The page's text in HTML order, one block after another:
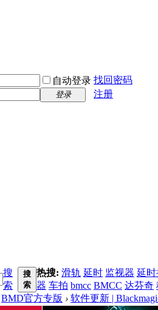
自动登录 找回密码
登录 注册
搜
索
搜
索
热搜: 滑轨 延时 监视器 延
器 车拍 bmcc BMCC 达芬奇
BMD官方专版 › 软件更新 |